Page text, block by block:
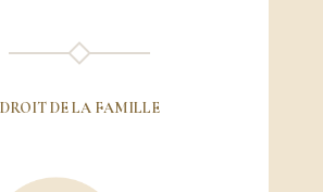
DROIT DE LA FAMILLE